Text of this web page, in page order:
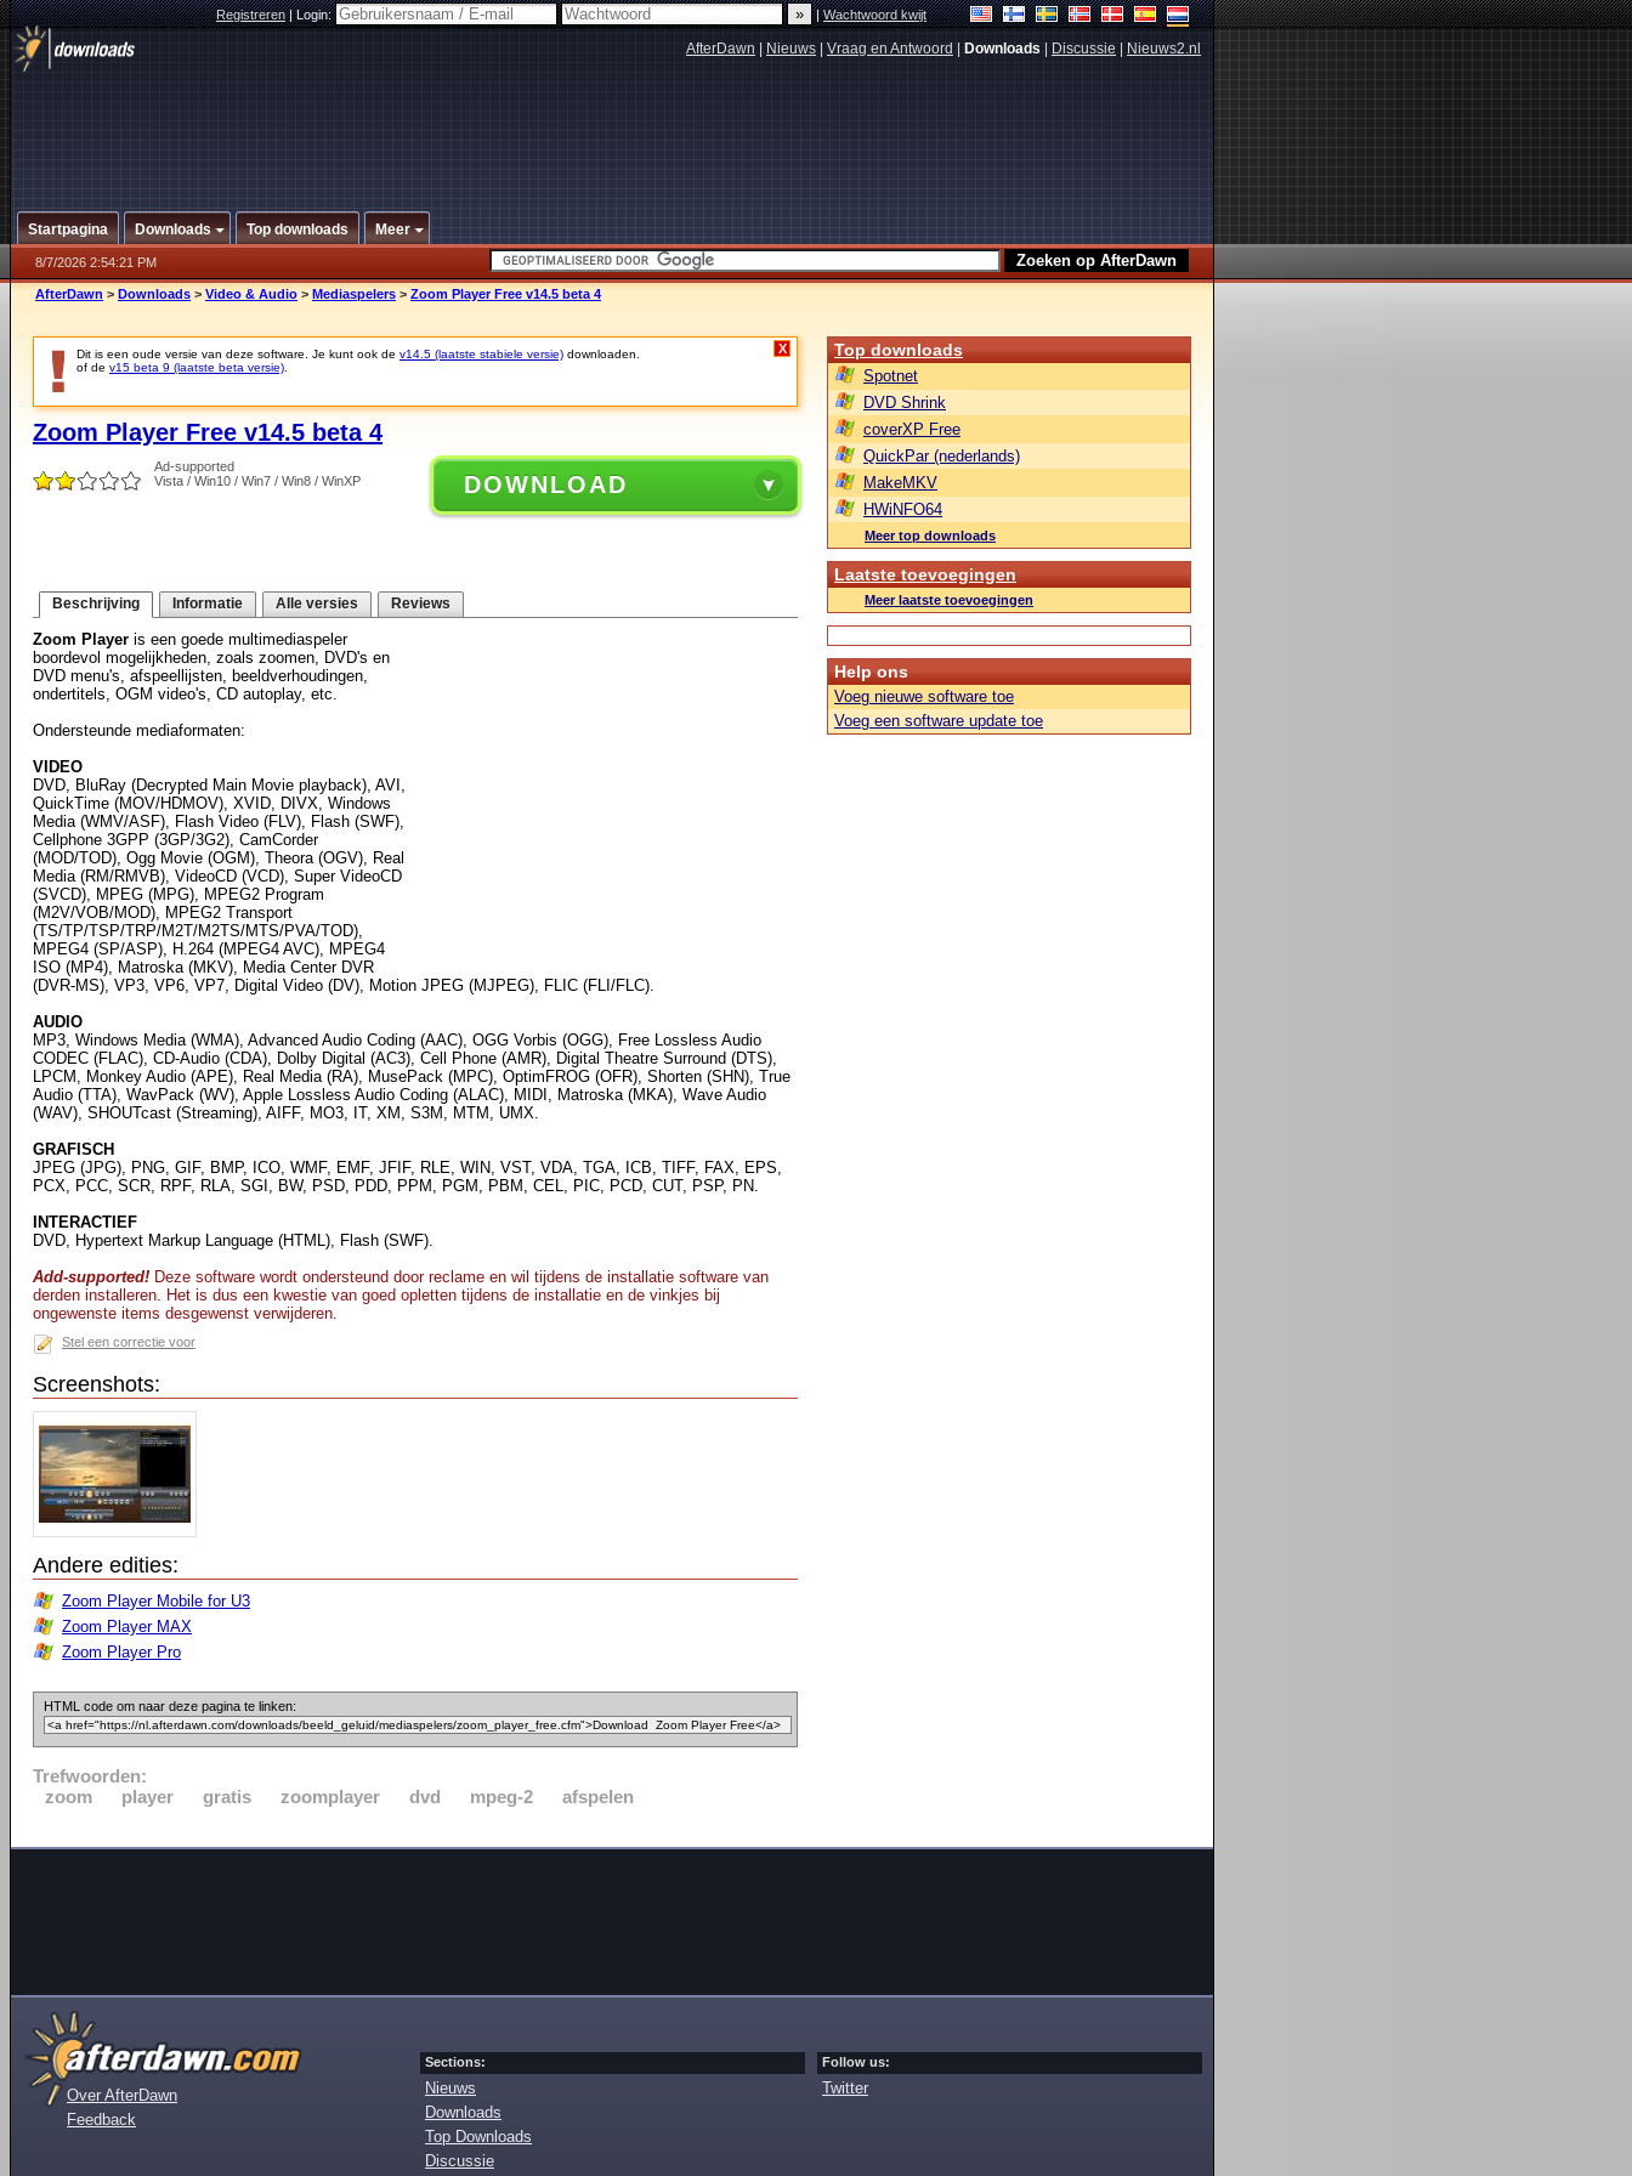
Registreren|Login: |Wachtwoord kwijt
AfterDawn Nieuws Vraag en Antwoord Downloads Discussie Nieuws2.nl
Startpagina Downloads Top downloads Meer
8/7/2026 2:54:21 PM
AfterDawn > Downloads > Video & Audio > Mediaspelers > Zoom Player Free v14.5 beta 4
Dit is een oude versie van deze software. Je kunt ook de v14.5 (laatste stabiele versie) downloaden.
of de v15 beta 9 (laatste beta versie)
X
Zoom Player Free v14.5 beta 4
Ad-supported
Vista / Win10 / Win7 / Win8 / WinXP
DOWNLOAD
Beschrijving Informatie Alle versies Reviews
Zoom Player is een goede multimediaspeler
boordevol mogelijkheden, zoals zoomen, DVD's en
DVD menu's, afspeellijsten, beeldverhoudingen,
ondertitels, OGM video's, CD autoplay, etc.
Ondersteunde mediaformaten:
VIDEO
DVD, BluRay (Decrypted Main Movie playback), AVI,
QuickTime (MOV/HDMOV), XVID, DIVX, Windows
Media (WMV/ASF), Flash Video (FLV), Flash (SWF),
Cellphone 3GPP (3GP/3G2), CamCorder
(MOD/TOD), Ogg Movie (OGM), Theora (OGV), Real
Media (RM/RMVB), VideoCD (VCD), Super VideoCD
(SVCD), MPEG (MPG), MPEG2 Program
(M2V/VOB/MOD), MPEG2 Transport
(TS/TP/TSP/TRP/M2T/M2TS/MTS/PVA/TOD),
MPEG4 (SP/ASP), H.264 (MPEG4 AVC), MPEG4
ISO (MP4), Matroska (MKV), Media Center DVR
(DVR-MS), VP3, VP6, VP7, Digital Video (DV), Motion JPEG (MJPEG), FLIC (FLI/FLC).
AUDIO
MP3, Windows Media (WMA), Advanced Audio Coding (AAC), OGG Vorbis (OGG), Free Lossless Audio
CODEC (FLAC), CD-Audio (CDA), Dolby Digital (AC3), Cell Phone (AMR), Digital Theatre Surround (DTS),
LPCM, Monkey Audio (APE), Real Media (RA), MusePack (MPC), OptimFROG (OFR), Shorten (SHN), True
Audio (TTA), WavPack (WV), Apple Lossless Audio Coding (ALAC), MIDI, Matroska (MKA), Wave Audio
(WAV), SHOUTcast (Streaming), AIFF, MO3, IT, XM, S3M, MTM, UMX.
GRAFISCH
JPEG (JPG), PNG, GIF, BMP, ICO, WMF, EMF, JFIF, RLE, WIN, VST, VDA, TGA, ICB, TIFF, FAX, EPS,
PCX, PCC, SCR, RPF, RLA, SGI, BW, PSD, PDD, PPM, PGM, PBM, CEL, PIC, PCD, CUT, PSP, PN.
INTERACTIEF
DVD, Hypertext Markup Language (HTML), Flash (SWF).
Add-supported! Deze software wordt ondersteund door reclame en wil tijdens de installatie software van
derden installeren. Het is dus een kwestie van goed opletten tijdens de installatie en de vinkjes bij
ongewenste items desgewenst verwijderen.
Stel een correctie voor
Screenshots:
Andere edities:
Zoom Player Mobile for U3
Zoom Player MAX
Zoom Player Pro
HTML code om naar deze pagina te linken:
Trefwoorden:
zoom
player gratis zoomplayer dvd mpeg-2 afspelen
Top downloads
Spotnet
DVD Shrink
coverXP Free
QuickPar (nederlands)
MakeMKV
HWiNFO64
Meer top downloads
Laatste toevoegingen
Meer laatste toevoegingen
Help ons
Voeg nieuwe software toe
Voeg een software update toe
Over AfterDawn
Feedback
Sections:
Nieuws
Downloads
Top Downloads
Discussie
Follow us:
Twitter